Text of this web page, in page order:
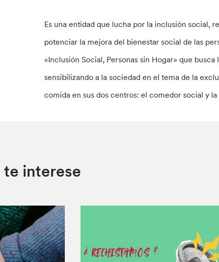
Es una entidad que lucha por la inclusión social,
potenciar la mejora del bienestar social de las
«Inclusión Social, Personas sin Hogar» que
sensibilizando a la sociedad en el tema de la
comida en sus dos centros: el comedor social y la
te interese